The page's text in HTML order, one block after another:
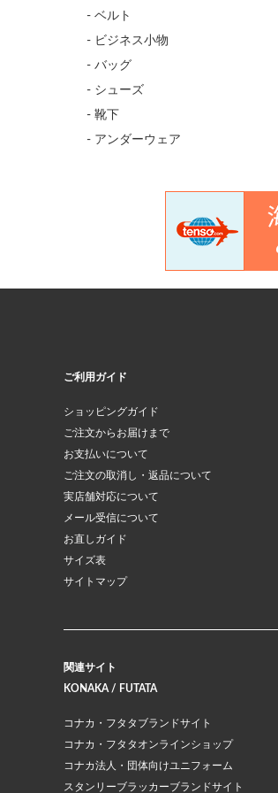
- ベルト
- ビジネス小物
- バッグ
- シューズ
- 靴下
- アンダーウェア
ご利用ガイド
ショッピングガイド
ご注文からお届けまで
お支払いについて
ご注文の取消し・返品について
実店舗対応について
メール受信について
お直しガイド
サイズ表
サイトマップ
関連サイト
KONAKA / FUTATA
コナカ・フタタブランドサイト
コナカ・フタタオンラインショップ
コナカ法人・団体向けユニフォーム
スタンリーブラッカーブランドサイト